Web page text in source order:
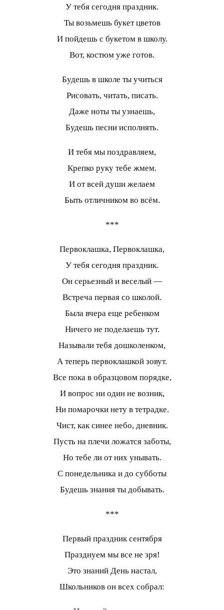
У тебя сегодня праздник.
Ты возьмешь букет цветов
И пойдешь с букетом в школу.
Вот, костюм уже готов.
Будешь в школе ты учиться
Рисовать, читать, писать.
Даже ноты ты узнаешь,
Будешь песни исполнять.
И тебя мы поздравляем,
Крепко руку тебе жмем.
И от всей души желаем
Быть отличником во всём.
***
Первоклашка, Первоклашка,
У тебя сегодня праздник.
Он серьезный и веселый —
Встреча первая со школой.
Была вчера еще ребенком
Ничего не поделаешь тут.
Называли тебя дошколенком,
А теперь первоклашкой зовут.
Все пока в образцовом порядке,
И вопрос ни один не возник,
Ни помарочки нету в тетрадке.
Чист, как синее небо, дневник.
Пусть на плечи ложатся заботы,
Но тебе ли от них унывать.
С понедельника и до субботы
Будешь знания ты добывать.
***
Первый праздник сентября
Празднуем мы все не зря!
Это знаний День настал,
Школьников он всех собрал: